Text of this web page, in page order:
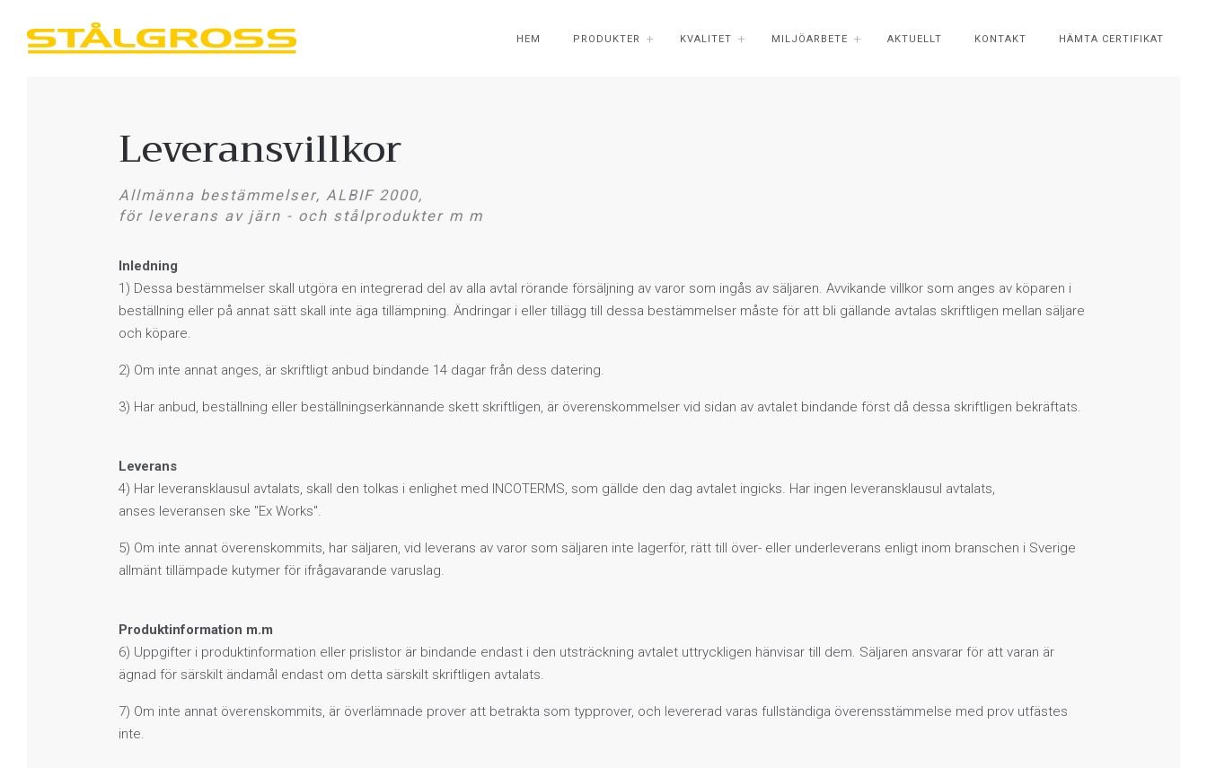
HEM PRODUKTER KVALITET MILJÖARBETE AKTUELLT KONTAKT HÄMTA CERTIFIKAT
Leveransvillkor
Allmänna bestämmelser, ALBIF 2000,
för leverans av järn - och stålprodukter m m
Inledning
1) Dessa bestämmelser skall utgöra en integrerad del av alla avtal rörande försäljning av varor som ingås av säljaren. Avvikande villkor som anges av köparen i
beställning eller på annat sätt skall inte äga tillämpning. Ändringar i eller tillägg till dessa bestämmelser måste för att bli gällande avtalas skriftligen mellan säljare
och köpare.
2) Om inte annat anges, är skriftligt anbud bindande 14 dagar från dess datering.
3) Har anbud, beställning eller beställningserkännande skett skriftligen, är överenskommelser vid sidan av avtalet bindande först då dessa skriftligen bekräftats.
Leverans
4) Har leveransklausul avtalats, skall den tolkas i enlighet med INCOTERMS, som gällde den dag avtalet ingicks. Har ingen leveransklausul avtalats,
anses leveransen ske "Ex Works".
5) Om inte annat överenskommits, har säljaren, vid leverans av varor som säljaren inte lagerför, rätt till över- eller underleverans enligt inom branschen i Sverige
allmänt tillämpade kutymer för ifrågavarande varuslag.
Produktinformation m.m
6) Uppgifter i produktinformation eller prislistor är bindande endast i den utsträckning avtalet uttryckligen hänvisar till dem. Säljaren ansvarar för att varan är
ägnad för särskilt ändamål endast om detta särskilt skriftligen avtalats.
7) Om inte annat överenskommits, är överlämnade prover att betrakta som typprover, och levererad varas fullständiga överensstämmelse med prov utfästes
inte.